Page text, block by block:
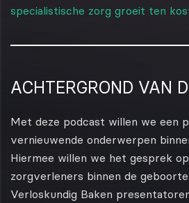
specialistische zorg groeit ten
ACHTERGROND VAN
Met deze podcast willen we een
vernieuwende onderwerpen
Hiermee willen we het gesprek
zorgverleners binnen de
Verloskundig Baken